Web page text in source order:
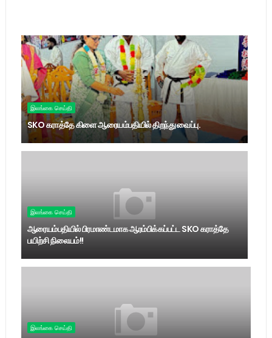
இலங்கை செய்தி
SKO கராத்தே கிளை ஆரையம்பதியில் திறந்து வைப்பு.
இலங்கை செய்தி
ஆரையம்பதியில் பிரமாண்டமாக ஆரம்பிக்கப்பட்ட SKO கராத்தே
பயிற்சி நிலையம்!!
இலங்கை செய்தி